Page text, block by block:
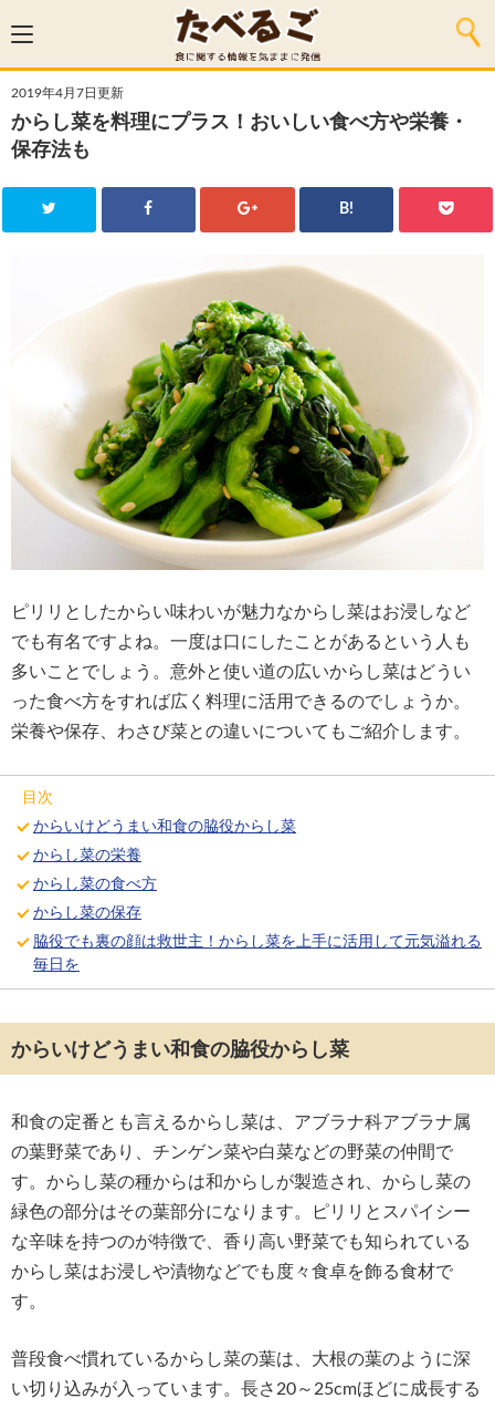
2019年4月7日更新
からし菜を料理にプラス！おいしい食べ方や栄養・
保存法も
B!
ピリリとしたからい味わいが魅力なからし菜はお浸しなど
でも有名ですよね。一度は口にしたことがあるという人も
多いことでしょう。意外と使い道の広いからし菜はどうい
った食べ方をすれば広く料理に活用できるのでしょうか。
栄養や保存、わさび菜との違いについてもご紹介します。
目次
からいけどうまい和食の脇役からし菜
からし菜の栄養
からし菜の食べ方
からし菜の保存
脇役でも裏の顔は救世主！からし菜を上手に活用して元気溢れる
毎日を
からいけどうまい和食の脇役からし菜
和食の定番とも言えるからし菜は、アブラナ科アブラナ属
の葉野菜であり、チンゲン菜や白菜などの野菜の仲間で
す。からし菜の種からは和からしが製造され、からし菜の
緑色の部分はその葉部分になります。ピリリとスパイシー
な辛味を持つのが特徴で、香り高い野菜でも知られている
からし菜はお浸しや漬物などでも度々食卓を飾る食材で
す。
普段食べ慣れているからし菜の葉は、大根の葉のように深
い切り込みが入っています。長さ20～25cmほどに成長する